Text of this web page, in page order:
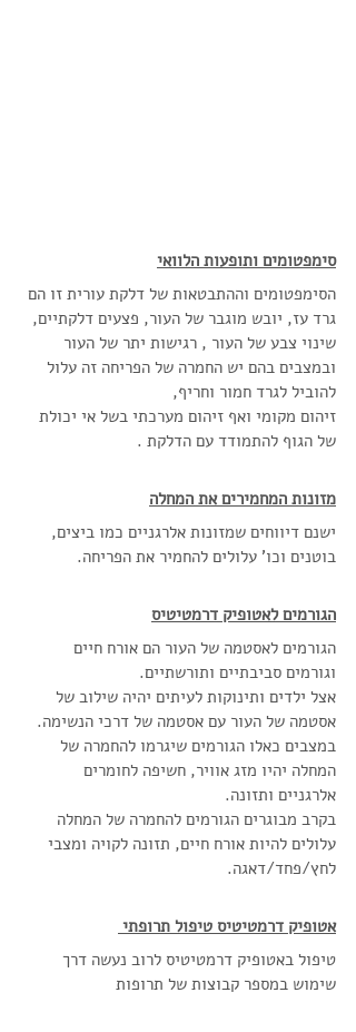
סימפטומים ותופעות הלוואי
הסימפטומים וההתבטאות של דלקת עורית זו הם
גרד עז, יובש מוגבר של העור, פצעים דלקתיים,
שינוי צבע של העור , רגישות יתר של העור
ובמצבים בהם יש החמרה של הפריחה זה עלול
להוביל לגרד חמור וחריף,
זיהום מקומי ואף זיהום מערכתי בשל אי יכולת
של הגוף להתמודד עם הדלקת .
מזונות המחמירים את המחלה
ישנם דיווחים שמזונות אלרגניים כמו ביצים,
בוטנים וכו' עלולים להחמיר את הפריחה.
הגורמים לאטופיק דרמטיטיס
הגורמים לאסטמה של העור הם אורח חיים
וגורמים סביבתיים ותורשתיים.
אצל ילדים ותינוקות לעיתים יהיה שילוב של
אסטמה של העור עם אסטמה של דרכי הנשימה.
במצבים כאלו הגורמים שיגרמו להחמרה של
המחלה יהיו מזג אוויר, חשיפה לחומרים
אלרגניים ותזונה.
בקרב מבוגרים הגורמים להחמרה של המחלה
עלולים להיות אורח חיים, תזונה לקויה ומצבי
לחץ/פחד/דאגה.
אטופיק דרמטיטיס טיפול תרופתי
טיפול באטופיק דרמטיטיס לרוב נעשה דרך
שימוש במספר קבוצות של תרופות